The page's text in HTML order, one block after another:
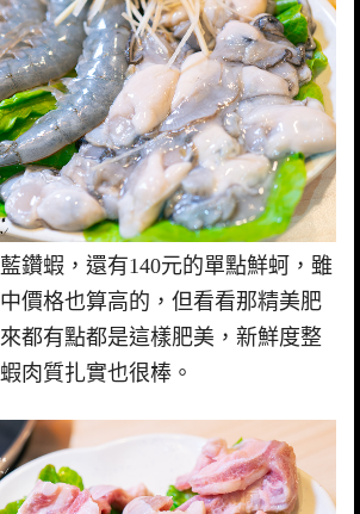
鑽蝦，還有140元的單點鮮蚵，雖
價格也算高的，但看看那精美肥
都有點都是這樣肥美，新鮮度整
肉質扎實也很棒。